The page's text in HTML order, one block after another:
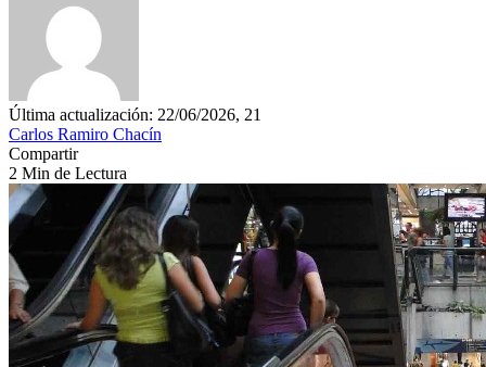
Última actualización: 22/06/2026, 21
Carlos Ramiro Chacín
Compartir
2 Min de Lectura